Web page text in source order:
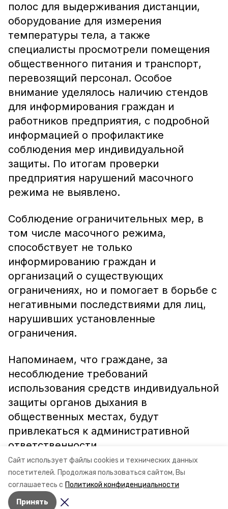
Сайт использует файлы cookies и технических данных
посетителей. Продолжая пользоваться сайтом, Вы
соглашаетесь с Политикой конфиденциальности
Принять
полос для выдерживания дистанции,
оборудование для измерения
температуры тела, а также
специалисты просмотрели помещения
общественного питания и транспорт,
перевозящий персонал. Особое
внимание уделялось наличию стендов
для информирования граждан и
работников предприятия, с подробной
информацией о профилактике
соблюдения мер индивидуальной
защиты. По итогам проверки
предприятия нарушений масочного
режима не выявлено.
Соблюдение ограничительных мер, в
том числе масочного режима,
способствует не только
информированию граждан и
организаций о существующих
ограничениях, но и помогает в борьбе с
негативными последствиями для лиц,
нарушивших установленные
ограничения.
Напоминаем, что граждане, за
несоблюдение требований
использования средств индивидуальной
защиты органов дыхания в
общественных местах, будут
привлекаться к административной
ответственности.
Информация: минсельхоз СК
Авторы: Ольга Винницкая